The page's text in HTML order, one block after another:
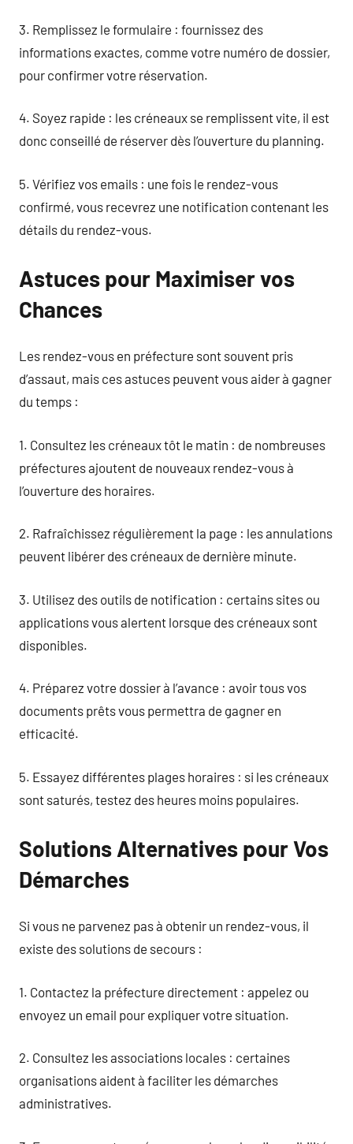
3. Remplissez le formulaire : fournissez des
informations exactes, comme votre numéro de dossier,
pour confirmer votre réservation.
4. Soyez rapide : les créneaux se remplissent vite, il est
donc conseillé de réserver dès l’ouverture du planning.
5. Vérifiez vos emails : une fois le rendez-vous
confirmé, vous recevrez une notification contenant les
détails du rendez-vous.
Astuces pour Maximiser vos
Chances
Les rendez-vous en préfecture sont souvent pris
d’assaut, mais ces astuces peuvent vous aider à gagner
du temps :
1. Consultez les créneaux tôt le matin : de nombreuses
préfectures ajoutent de nouveaux rendez-vous à
l’ouverture des horaires.
2. Rafraîchissez régulièrement la page : les annulations
peuvent libérer des créneaux de dernière minute.
3. Utilisez des outils de notification : certains sites ou
applications vous alertent lorsque des créneaux sont
disponibles.
4. Préparez votre dossier à l’avance : avoir tous vos
documents prêts vous permettra de gagner en
efficacité.
5. Essayez différentes plages horaires : si les créneaux
sont saturés, testez des heures moins populaires.
Solutions Alternatives pour Vos
Démarches
Si vous ne parvenez pas à obtenir un rendez-vous, il
existe des solutions de secours :
1. Contactez la préfecture directement : appelez ou
envoyez un email pour expliquer votre situation.
2. Consultez les associations locales : certaines
organisations aident à faciliter les démarches
administratives.